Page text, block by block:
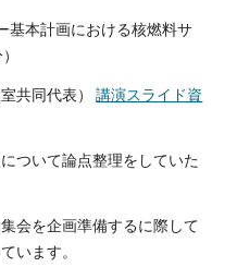
基本計画における核燃料サ
共同代表）
講演スライド資
ついて論点整理をしていた
会を企画準備するに際して
います。